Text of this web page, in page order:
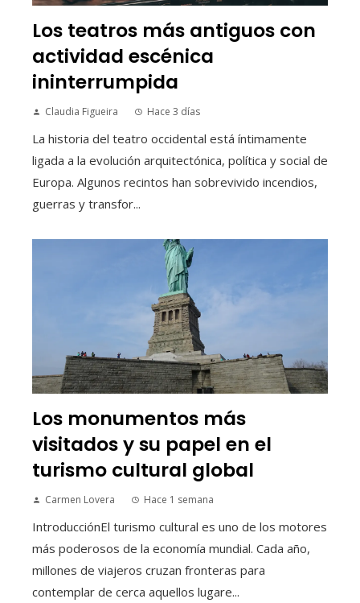
Los teatros más antiguos con
actividad escénica
ininterrumpida
Claudia Figueira Hace 3 días
La historia del teatro occidental está íntimamente
ligada a la evolución arquitectónica, política y social de
Europa. Algunos recintos han sobrevivido incendios,
guerras y transfor...
Los monumentos más
visitados y su papel en el
turismo cultural global
Carmen Lovera Hace 1 semana
IntroducciónEl turismo cultural es uno de los motores
más poderosos de la economía mundial. Cada año,
millones de viajeros cruzan fronteras para
contemplar de cerca aquellos lugare...